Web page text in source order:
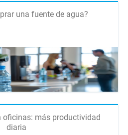
una fuente de agua?
oficinas: más productividad
diaria